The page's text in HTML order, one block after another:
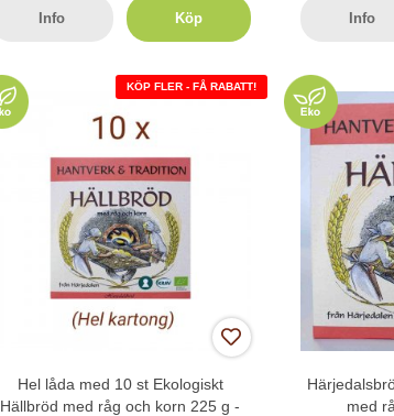
Info Köp Info
KÖP FLER - FÅ RABATT!
Hel låda med 10 st Ekologiskt
Hällbröd med råg och korn 225 g -
med